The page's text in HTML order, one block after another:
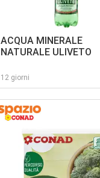
ACQUA MINERALE
NATURALE ULIVETO
12 giorni